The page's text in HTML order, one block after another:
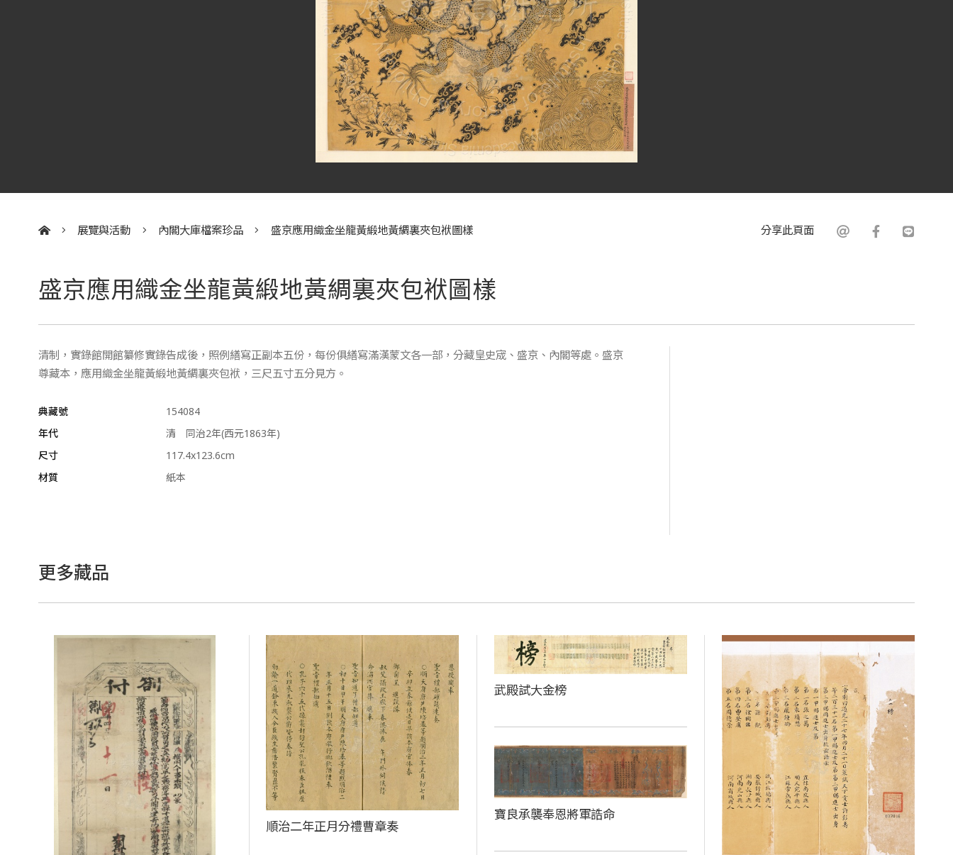
展覽與活動 內閣大庫檔案珍品 盛京應用織金坐龍黃緞地黃綢裏夾包袱圖樣 分享此頁面
盛京應用織金坐龍黃緞地黃綢裏夾包袱圖樣
清制，實錄館開館纂修實錄告成後，照例繕寫正副本五份，每份俱繕寫滿漢蒙文各一部，分藏皇史宬、盛京、內閣等處。盛京
尊藏本，應用織金坐龍黃緞地黃綢裏夾包袱，三尺五寸五分見方。
典藏號
154084
年代
清 同治2年(西元1863年)
尺寸
117.4x123.6cm
材質
紙本
更多藏品
順治二年正月分禮曹章奏
武殿試大金榜
寶良承襲奉恩將軍誥命